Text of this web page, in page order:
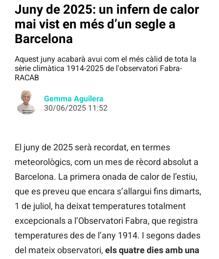
Juny de 2025: un infern de calor
mai vist en més d’un segle a
Barcelona
Aquest juny acabarà avui com el més càlid de tota la
sèrie climàtica 1914-2025 de l'observatori Fabra-
RACAB
Gemma Aguilera
30/06/2025 11:52
El juny de 2025 serà recordat, en termes
meteorològics, com un mes de rècord absolut a
Barcelona. La primera onada de calor de l’estiu,
que es preveu que encara s’allargui fins dimarts,
1 de juliol, ha deixat temperatures totalment
excepcionals a l’Observatori Fabra, que registra
temperatures des de l’any 1914. I segons dades
del mateix observatori, els quatre dies amb una